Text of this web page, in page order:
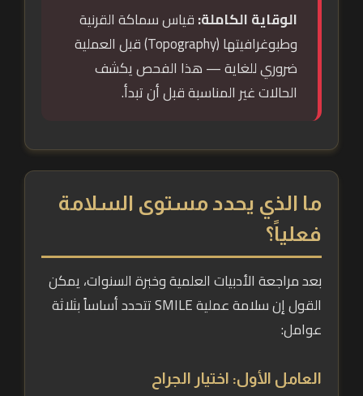
الوقاية الكاملة:قياس سماكة القرنية
وطبوغرافيتها (Topography) قبل العملية
ضروري للغاية — هذا الفحص يكشف
الحالات غير المناسبة قبل أن تبدأ.
ما الذي يحدد مستوى السلامة
فعلياً؟
بعد مراجعة الأدبيات العلمية وخبرة السنوات، يمكن
القول إن سلامة عملية SMILE تتحدد أساساً بثلاثة
عوامل:
العامل الأول: اختيار الجراح